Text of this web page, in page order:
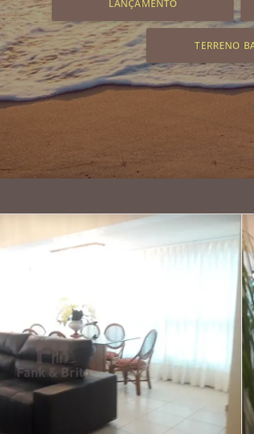
LANÇAMENTO
TERRENO